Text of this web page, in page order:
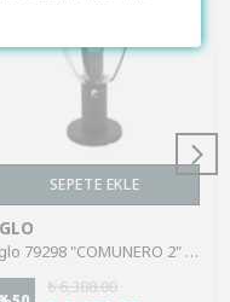
SEPETE EKLE
Eglo 79298 "COMUNERO 2" 30 Cm Yüksekliğinde Alüminyum Döküm Dış Mekan Bahçe Aydınlatması Direk Ip44
₺ 6,388.00